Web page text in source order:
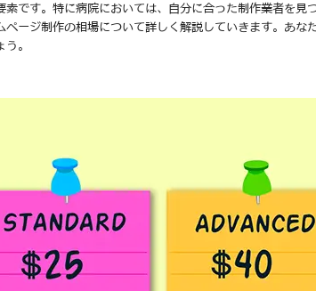
です。特に病院においては、自分に合った制作業者を見
ージ制作の相場について詳しく解説していきます。あな
。